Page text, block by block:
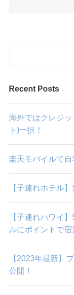
Recent Posts
海外ではクレジ
ト)一択！
楽天モバイルで
【子連れホテル
【子連れハワイ
ルにポイントで宿
【2023年最新】
公開！